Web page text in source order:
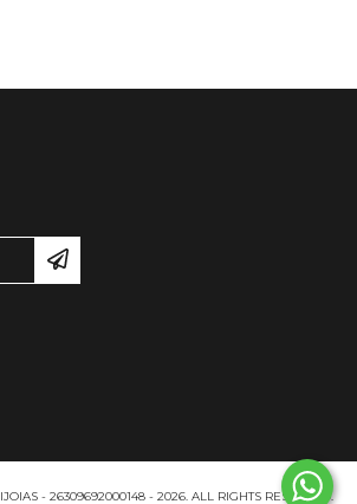
- 26309692000148 - 2026. ALL RIGHTS RESERVED.